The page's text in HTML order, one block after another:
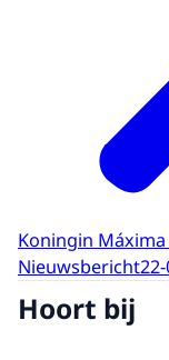
Koningin
Nieuwsbericht
Hoort bij